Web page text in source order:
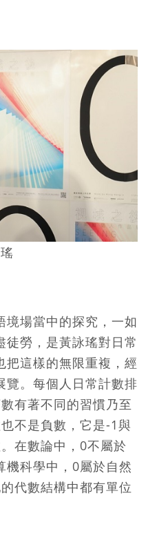
境場當中的探究，一如
勞，是黃詠瑤對日常
把這樣的無限重複，經
覽。每個人日常計數排
有著不同的習慣乃至
不是負數，它是-1與
在數論中，0不屬於
機科學中，0屬於自然
代數結構中都有單位